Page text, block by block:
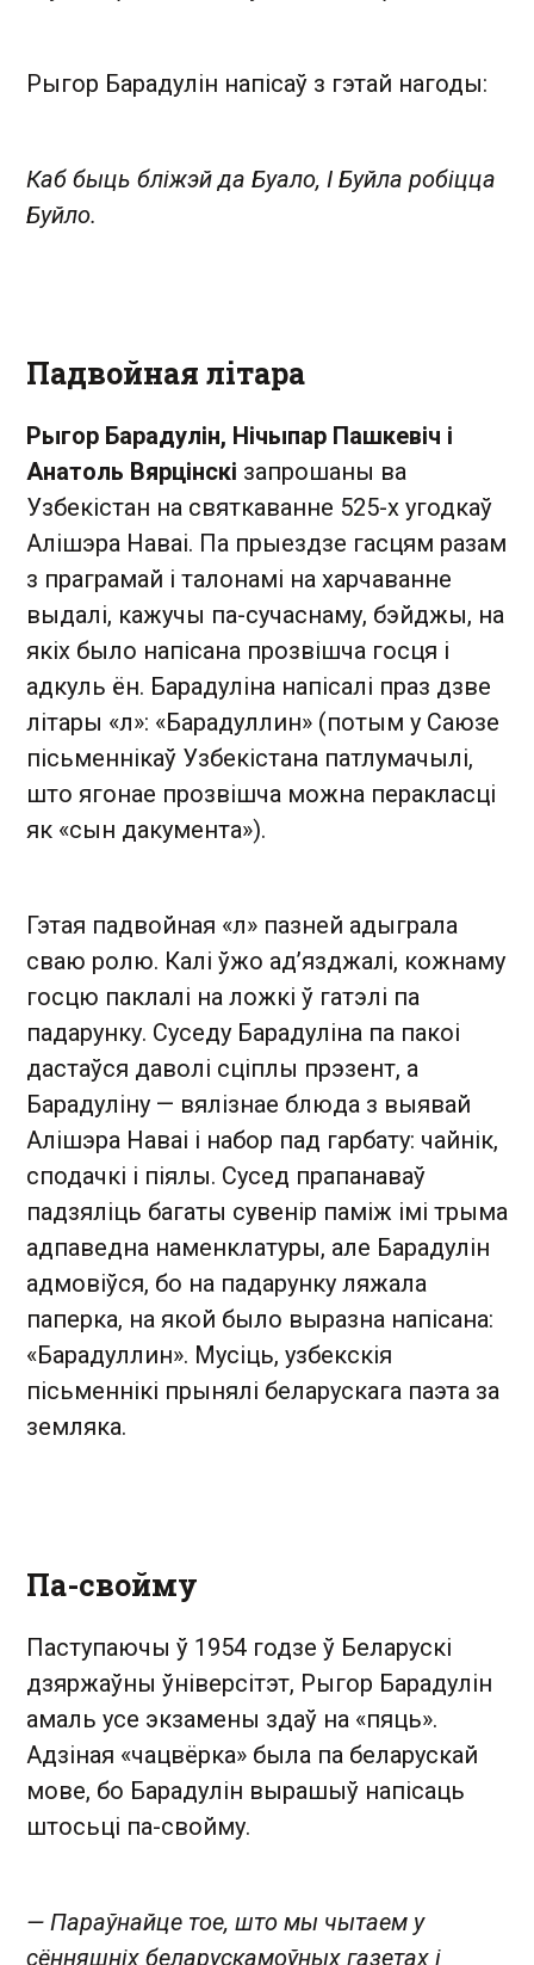
Рыгор Барадулін напісаў з гэтай нагоды:
Каб быць бліжэй да Буало, І Буйла робіцца
Буйло.
Падвойная літара
Рыгор Барадулін, Нічыпар Пашкевіч і
Анатоль Вярцінскі запрошаны ва
Узбекістан на святкаванне 525-х угодкаў
Алішэра Наваі. Па прыездзе гасцям разам
з праграмай і талонамі на харчаванне
выдалі, кажучы па-сучаснаму, бэйджы, на
якіх было напісана прозвішча госця і
адкуль ён. Барадуліна напісалі праз дзве
літары «л»: «Барадуллин» (потым у Саюзе
пісьменнікаў Узбекістана патлумачылі,
што ягонае прозвішча можна перакласці
як «сын дакумента»).
Гэтая падвойная «л» пазней адыграла
сваю ролю. Калі ўжо ад’язджалі, кожнаму
госцю паклалі на ложкі ў гатэлі па
падарунку. Суседу Барадуліна па пакоі
дастаўся даволі сціплы прэзент, а
Барадуліну — вялізнае блюда з выявай
Алішэра Наваі і набор пад гарбату: чайнік,
сподачкі і піялы. Сусед прапанаваў
падзяліць багаты сувенір паміж імі трыма
адпаведна наменклатуры, але Барадулін
адмовіўся, бо на падарунку ляжала
паперка, на якой было выразна напісана:
«Барадуллин». Мусіць, узбекскія
пісьменнікі прынялі беларускага паэта за
земляка.
Па-свойму
Паступаючы ў 1954 годзе ў Беларускі
дзяржаўны ўніверсітэт, Рыгор Барадулін
амаль усе экзамены здаў на «пяць».
Адзіная «чацвёрка» была па беларускай
мове, бо Барадулін вырашыў напісаць
штосьці па-свойму.
— Параўнайце тое, што мы чытаем у
сённяшніх беларускамоўных газетах і